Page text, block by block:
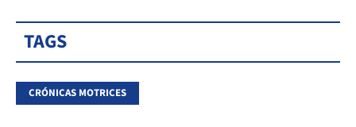
TAGS
CRÓNICAS MOTRICES